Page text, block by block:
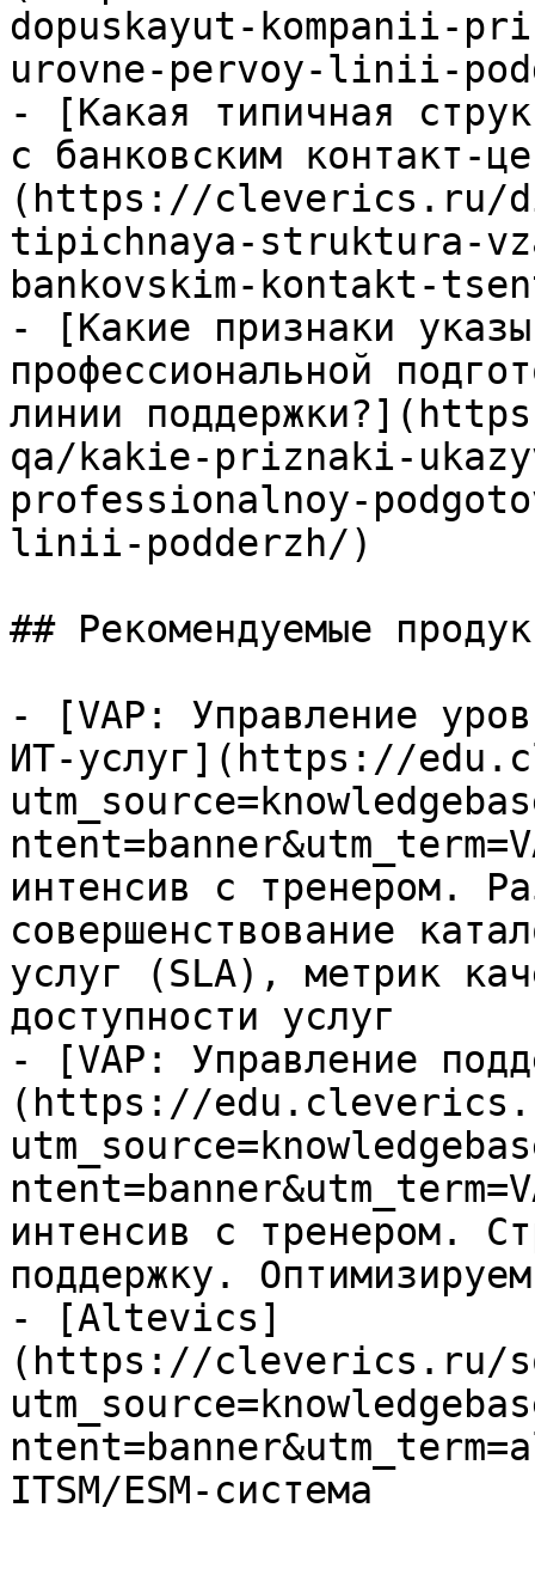
dopuskayut-kompanii-
urovne-pervoy-linii-
- [Какая типичная
с банковским контакт-
(https://cleverics.ru/
tipichnaya-struktura-
bankovskim-kontakt-
- [Какие признаки
профессиональной
линии
qa/kakie-priznaki-
professionalnoy-
linii-podderzh/)
## Рекомендуемые
- [VAP: Управление
ИТ-услуг](https://
интенсив с тренером.
совершенствование
услуг (SLA), метрик
доступности услуг
- [VAP: Управление
(https://
интенсив с тренером.
поддержку.
- [Altevics]
(https://cleverics.ru/
ITSM/ESM-система